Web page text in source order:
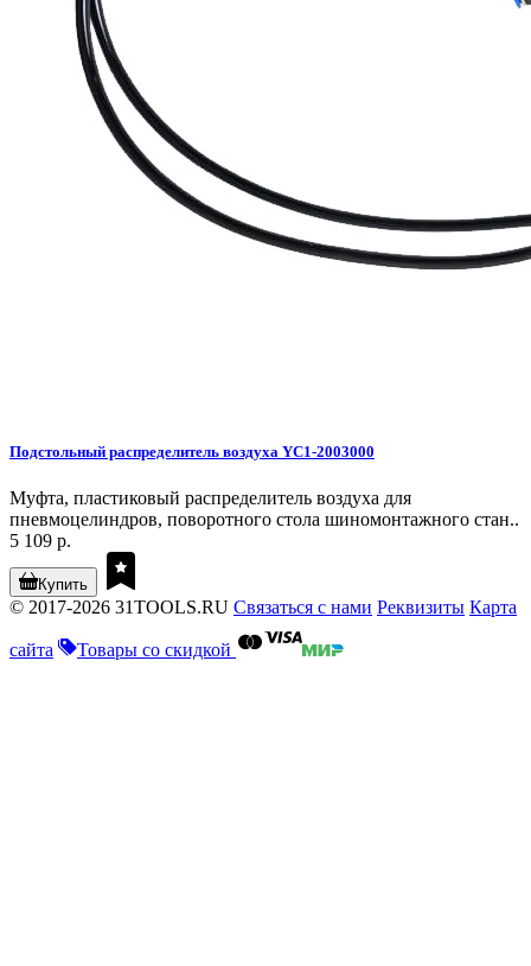
Подстольный распределитель воздуха YC1-2003000
Муфта, пластиковый распределитель воздуха для
пневмоцелиндров, поворотного стола шиномонтажного стан..
5 109 р.
Купить
© 2017-2026 31TOOLS.RU Связаться с нами Реквизиты Карта
сайта Товары со скидкой